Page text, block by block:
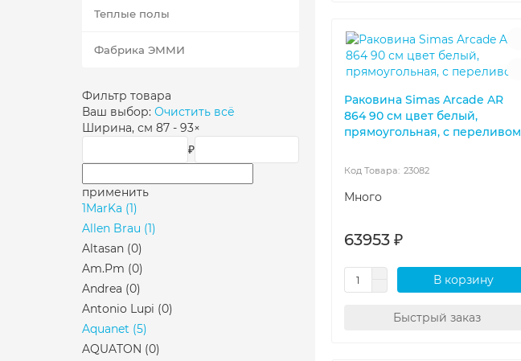
Теплые полы
Фабрика ЭММИ
Фильтр товара
Ваш выбор: Очистить всё
Ширина, см 87 - 93×
₽
применить
1MarKa (1)
Allen Brau (1)
Altasan (0)
Am.Pm (0)
Andrea (0)
Antonio Lupi (0)
Aquanet (5)
AQUATON (0)
Раковина Simas Arcade AR
864 90 см цвет белый,
прямоугольная, с переливом
23082
Много
63953 ₽
В корзину
Быстрый заказ